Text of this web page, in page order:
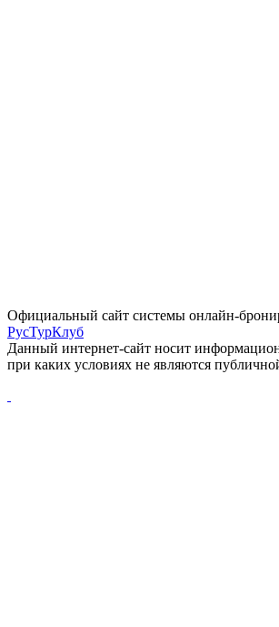
Официальный сайт системы онлайн-
РусТурКлуб
Данный интернет-сайт носит
при каких условиях не являются